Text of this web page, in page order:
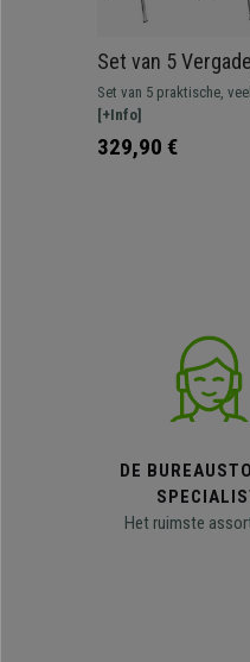
Set van 5
LEDER,
Stapelbaar,
Zwart
Set van 5 praktische,
ROMEL. Comfortabel,
modern ontwerp.
[+Info]
329,90 €
DE
Het ruimste